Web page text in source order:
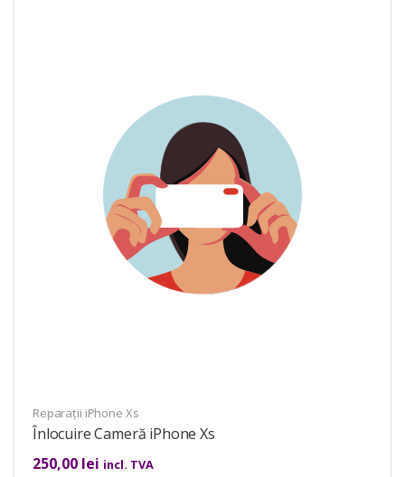
Reparații iPhone Xs
Înlocuire Cameră iPhone Xs
250,00 lei incl. TVA